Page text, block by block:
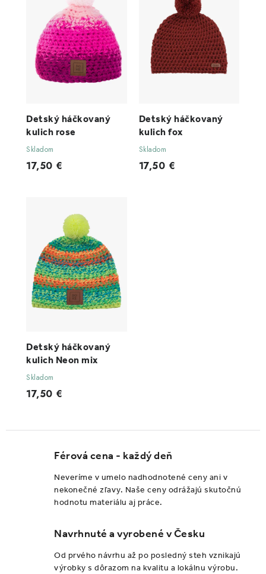
Férová cena - každý deň
Neveríme v umelo nadhodnotené ceny ani v
nekonečné zľavy. Naše ceny odrážajú skutočnú
hodnotu materiálu aj práce.
Navrhnuté a vyrobené v Česku
Od prvého návrhu až po posledný steh vznikajú
výrobky s dôrazom na kvalitu a lokálnu výrobu.
Detský háčkovaný
kulich rose
Skladom
17,50 €
Detský háčkovaný
kulich fox
Skladom
17,50 €
Detský háčkovaný
kulich Neon mix
Skladom
17,50 €